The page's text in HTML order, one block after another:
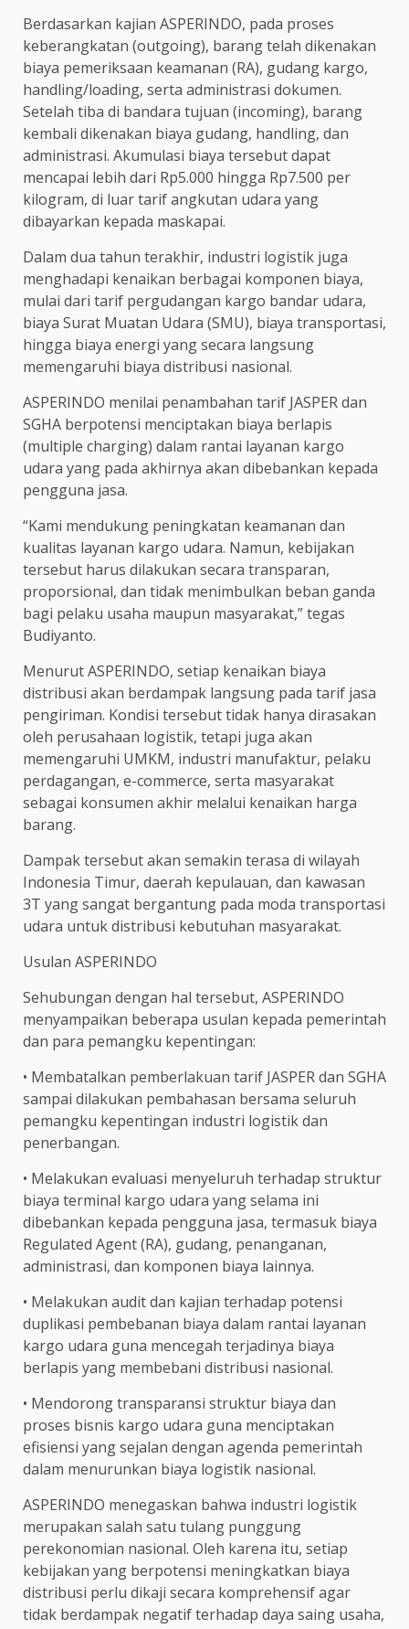
Berdasarkan kajian ASPERINDO, pada proses
keberangkatan (outgoing), barang telah dikenakan
biaya pemeriksaan keamanan (RA), gudang kargo,
handling/loading, serta administrasi dokumen.
Setelah tiba di bandara tujuan (incoming), barang
kembali dikenakan biaya gudang, handling, dan
administrasi. Akumulasi biaya tersebut dapat
mencapai lebih dari Rp5.000 hingga Rp7.500 per
kilogram, di luar tarif angkutan udara yang
dibayarkan kepada maskapai.
Dalam dua tahun terakhir, industri logistik juga
menghadapi kenaikan berbagai komponen biaya,
mulai dari tarif pergudangan kargo bandar udara,
biaya Surat Muatan Udara (SMU), biaya transportasi,
hingga biaya energi yang secara langsung
memengaruhi biaya distribusi nasional.
ASPERINDO menilai penambahan tarif JASPER dan
SGHA berpotensi menciptakan biaya berlapis
(multiple charging) dalam rantai layanan kargo
udara yang pada akhirnya akan dibebankan kepada
pengguna jasa.
“Kami mendukung peningkatan keamanan dan
kualitas layanan kargo udara. Namun, kebijakan
tersebut harus dilakukan secara transparan,
proporsional, dan tidak menimbulkan beban ganda
bagi pelaku usaha maupun masyarakat,” tegas
Budiyanto.
Menurut ASPERINDO, setiap kenaikan biaya
distribusi akan berdampak langsung pada tarif jasa
pengiriman. Kondisi tersebut tidak hanya dirasakan
oleh perusahaan logistik, tetapi juga akan
memengaruhi UMKM, industri manufaktur, pelaku
perdagangan, e-commerce, serta masyarakat
sebagai konsumen akhir melalui kenaikan harga
barang.
Dampak tersebut akan semakin terasa di wilayah
Indonesia Timur, daerah kepulauan, dan kawasan
3T yang sangat bergantung pada moda transportasi
udara untuk distribusi kebutuhan masyarakat.
Usulan ASPERINDO
Sehubungan dengan hal tersebut, ASPERINDO
menyampaikan beberapa usulan kepada pemerintah
dan para pemangku kepentingan:
• Membatalkan pemberlakuan tarif JASPER dan SGHA
sampai dilakukan pembahasan bersama seluruh
pemangku kepentingan industri logistik dan
penerbangan.
• Melakukan evaluasi menyeluruh terhadap struktur
biaya terminal kargo udara yang selama ini
dibebankan kepada pengguna jasa, termasuk biaya
Regulated Agent (RA), gudang, penanganan,
administrasi, dan komponen biaya lainnya.
• Melakukan audit dan kajian terhadap potensi
duplikasi pembebanan biaya dalam rantai layanan
kargo udara guna mencegah terjadinya biaya
berlapis yang membebani distribusi nasional.
• Mendorong transparansi struktur biaya dan
proses bisnis kargo udara guna menciptakan
efisiensi yang sejalan dengan agenda pemerintah
dalam menurunkan biaya logistik nasional.
ASPERINDO menegaskan bahwa industri logistik
merupakan salah satu tulang punggung
perekonomian nasional. Oleh karena itu, setiap
kebijakan yang berpotensi meningkatkan biaya
distribusi perlu dikaji secara komprehensif agar
tidak berdampak negatif terhadap daya saing usaha,